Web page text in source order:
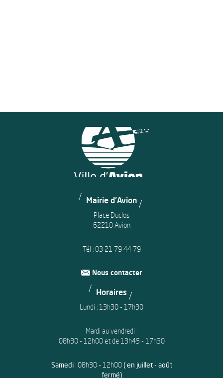
Mairie d'Avion
Place Duclos
62210 Avion
Tél :03 21 79 44 79
Nous contacter
Horaires
Lundi : 13h30 - 17h30
Mardi au vendredi :
08h30 - 12h00 et de 13h45 - 17h30
Samedi: 08h30 - 12h00( en juillet - août
fermé)